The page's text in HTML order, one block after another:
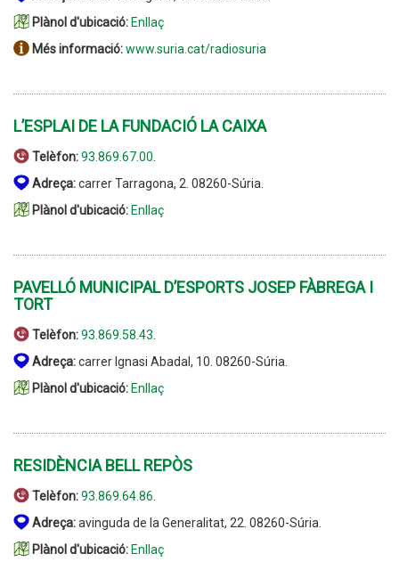
Plànol d'ubicació: Enllaç
Més informació:www.suria.cat/radiosuria
L’ESPLAI DE LA FUNDACIÓ LA CAIXA
Telèfon:93.869.67.00.
Adreça:carrer Tarragona, 2. 08260-Súria.
Plànol d'ubicació: Enllaç
PAVELLÓ MUNICIPAL D’ESPORTS JOSEP FÀBREGA I
TORT
Telèfon:93.869.58.43.
Adreça:carrer Ignasi Abadal, 10. 08260-Súria.
Plànol d'ubicació: Enllaç
RESIDÈNCIA BELL REPÒS
Telèfon:93.869.64.86.
Adreça:avinguda de la Generalitat, 22. 08260-Súria.
Plànol d'ubicació: Enllaç